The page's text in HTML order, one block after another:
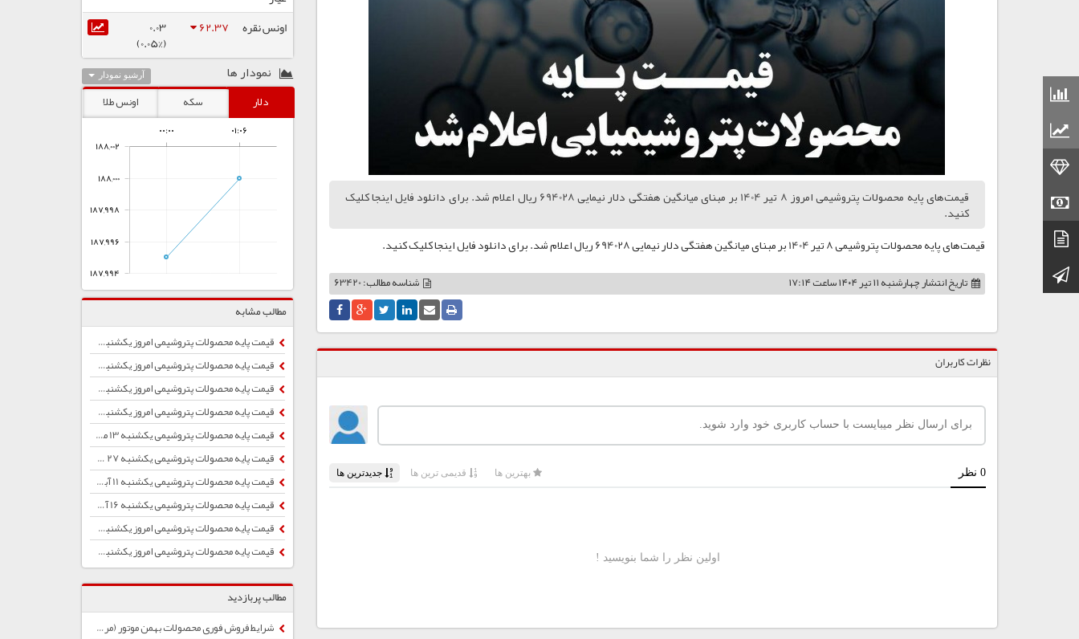
قیمت سکه
دیتاشیت
کانال تلگرام
قیمت‌های پایه محصولات پتروشیمی امروز 8 تیر 1404 بر مبنای میانگین هفتگی دلار نیمایی 694028 ریال اعلام شد. برای دانلود فایل اینجا کلیک
کنید.
قیمت‌های پایه محصولات پتروشیمی 8 تیر 1404 بر مبنای میانگین هفتگی دلار نیمایی 694028 ریال اعلام شد. برای دانلود فایل اینجا کلیک کنید.
شناسه مطالب: 63420 تاریخ انتشارچهارشنبه ۱۱ تیر ۱۴۰۴ ساعت ۱۷:۱۴
نظرات کاربران
اونس نقره 62.37
0.03
(0.05%)
آرشیو نمودار نمودار ها
دلار سکه اونس طلا
۰۰:۰۰ ۰۱:۰۶
187,994
187,996
187,998
188,000
188,002
مطالب مشابه
قیمت پایه محصولات پتروشیمی امروز یکشنبه 22 تیر ماه 1404 اعلام شد
قیمت پایه محصولات پتروشیمی امروز یکشنبه 5 مرداد ماه 1404 اعلام شد
قیمت پایه محصولات پتروشیمی امروز یکشنبه 26 مرداد ماه 1404 اعلام شد
قیمت پایه محصولات پتروشیمی امروز یکشنبه 6 مهر ماه 1404 اعلام شد
قیمت پایه محصولات پتروشیمی یکشنبه 13 مهر ماه 1404 اعلام شد
قیمت پایه محصولات پتروشیمی یکشنبه 27 مهر ماه 1404 اعلام شد
قیمت پایه محصولات پتروشیمی یکشنبه 11 آبان ماه 1404 اعلام شد
قیمت پایه محصولات پتروشیمی یکشنبه 16 آذر ماه 1404 اعلام شد
قیمت پایه محصولات پتروشیمی امروز یکشنبه 28 دی ماه 1404 اعلام شد
قیمت پایه محصولات پتروشیمی امروز یکشنبه 2 دی ماه 1403 اعلام شد
مطالب پربازدید
شرایط فروش فوری محصولات بهمن موتور (مرداد 1405)